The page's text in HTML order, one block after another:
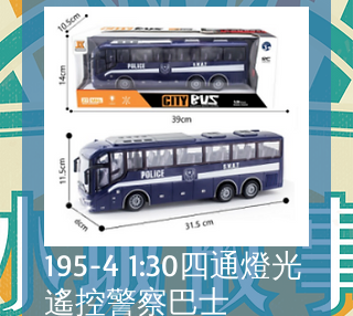
195-4 1:30四通燈光
遙控警察巴士